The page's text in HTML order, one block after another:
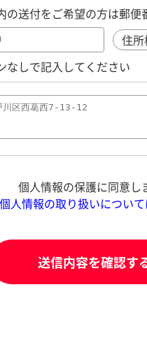
送付をご希望の方は郵便
住
なしで記入してください
個人情報の保護に同意し
個人情報の取り扱いについ
送信内容を確認す